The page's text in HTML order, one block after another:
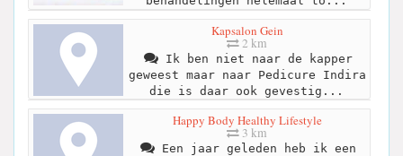
Kapsalon Gein
2 km
Ik ben niet naar de kapper
geweest maar naar Pedicure Indira
die is daar ook gevestig...
Happy Body Healthy Lifestyle
3 km
Een jaar geleden heb ik een